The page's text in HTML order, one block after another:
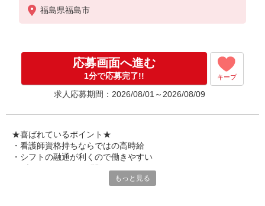
全支給(ガソリン代含む)＞
福島県福島市
応募画面へ進む
1分で応募完了!! キープ
求人応募期間：2026/08/01～2026/08/09
★喜ばれているポイント★
・看護師資格持ちならではの高時給
・シフトの融通が利くので働きやすい
もっと見る